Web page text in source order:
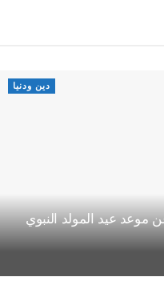
دين ودنيا
موعد عيد المولد النبوي